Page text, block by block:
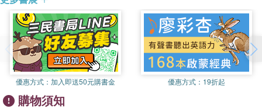
優惠方式： 加入即送50元購書金 優惠方式： 19折起
購物須知